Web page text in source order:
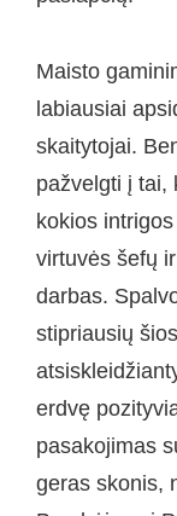
Maisto
labiausiai
skaitytojai.
pažvelgti į tai,
kokios
virtuvės šefų
darbas.
stipriausių
erdvę
pasakojimas
geras skonis,